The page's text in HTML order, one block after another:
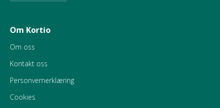
Om Kortio
Om oss
Kontakt oss
Personvernerklæring
Cookies